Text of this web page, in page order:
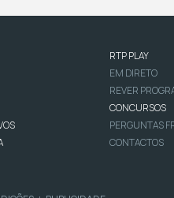
RTP PLAY
EM DIRETO
REVER
CONCURSOS
PERGUNTAS
CONTACTOS